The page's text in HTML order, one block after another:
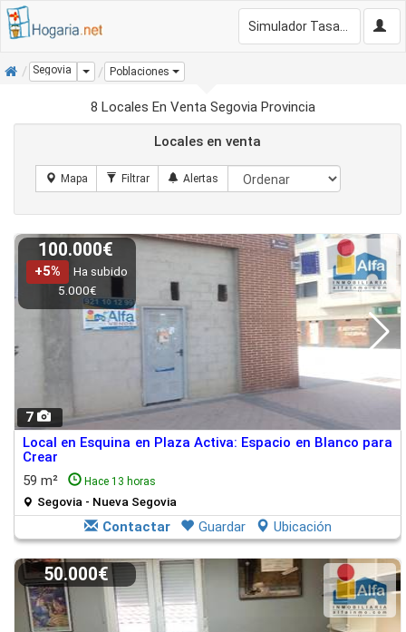
InicioSegovia Dropdown
Poblaciones
8 Locales En Venta Segovia Provincia
Locales en venta
7
100.000€
+5%
Ha subido
5.000€
Local en Esquina en Plaza Activa: Espacio en Blanco para
Crear
59 m²
Hace 13 horas
Segovia - Nueva Segovia
Contactar Guardar Ubicación
50.000€